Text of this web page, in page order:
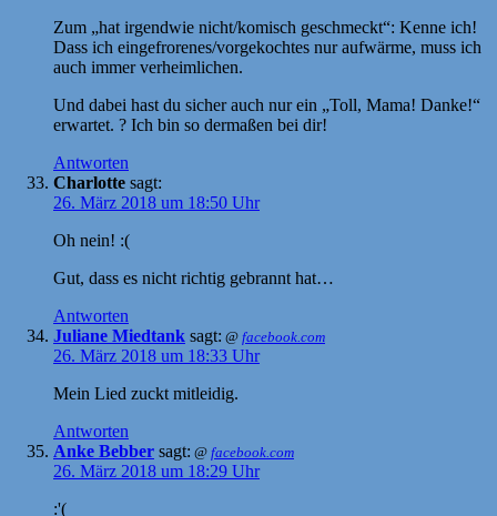
Zum „hat irgendwie nicht/komisch geschmeckt“: Kenne ich!
Dass ich eingefrorenes/vorgekochtes nur aufwärme, muss ich
auch immer verheimlichen.
Und dabei hast du sicher auch nur ein „Toll, Mama! Danke!“
erwartet. ? Ich bin so dermaßen bei dir!
Antworten
Charlotte sagt:
26. März 2018 um 18:50 Uhr
Oh nein! :(
Gut, dass es nicht richtig gebrannt hat…
Antworten
Juliane Miedtank sagt: @ facebook.com
26. März 2018 um 18:33 Uhr
Mein Lied zuckt mitleidig.
Antworten
Anke Bebber sagt: @ facebook.com
26. März 2018 um 18:29 Uhr
:'(